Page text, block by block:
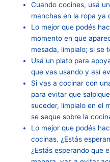
Cuando cocines, usá
manchas en la ropa ya
Lo mejor que podés
momento en que
mesada, limpialo; si se
Usá un plato para
que vas usando y así
Si vas a cocinar con
para evitar que
suceder, limpialo en el
se seque sobre la
Lo mejor que podés
cocinas. ¿Estás
¿Estás esperando que